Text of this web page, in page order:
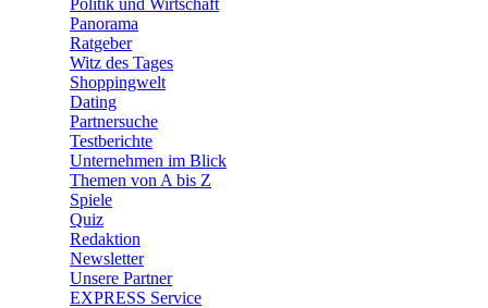
Politik und Wirtschaft
Panorama
Ratgeber
Witz des Tages
Shoppingwelt
Dating
Partnersuche
Testberichte
Unternehmen im Blick
Themen von A bis Z
Spiele
Quiz
Redaktion
Newsletter
Unsere Partner
EXPRESS Service